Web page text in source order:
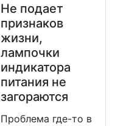
Не подает
признаков
жизни,
лампочки
индикатора
питания не
загораются
Проблема где-то в